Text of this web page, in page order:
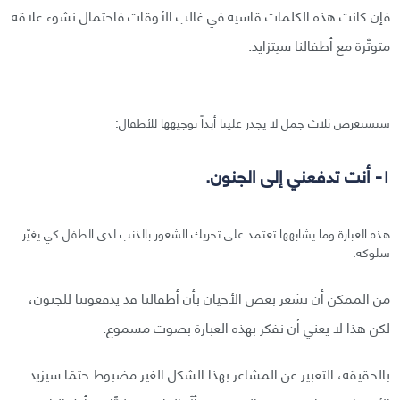
فإن كانت هذه الكلمات قاسية في غالب الأوقات فاحتمال نشوء علاقة
متوتّرة مع أطفالنا سيتزايد.
سنستعرض ثلاث جمل لا يجدر علينا أبداً توجيهها للأطفال:
١- أنت تدفعني إلى الجنون.
هذه العبارة وما يشابهها تعتمد على تحريك الشعور بالذنب لدى الطفل كي يغيّر
سلوكه.
من الممكن أن نشعر بعض الأحيان بأن أطفالنا قد يدفعوننا للجنون،
لكن هذا لا يعني أن نفكر بهذه العبارة بصوت مسموع.
بالحقيقة، التعبير عن المشاعر بهذا الشكل الغير مضبوط حتمًا سيزيد